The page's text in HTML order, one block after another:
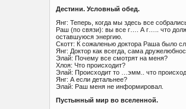
Дестини. Условный обед.
Янг: Теперь, когда мы здесь все
Раш (по связи): вы все г…. А г….. что
оставшуюся энергию.
Скотт: К сожаленью доктора Раша было
Янг: Доктор как всегда, сама
Элай: Почему все смотрят на меня?
Хлоя: Что происходит?
Элай: Происходит то …эмм.. что
Янг: А если детальнее?
Элай: Раш меня не информировал.
Пустынный мир во вселенной.